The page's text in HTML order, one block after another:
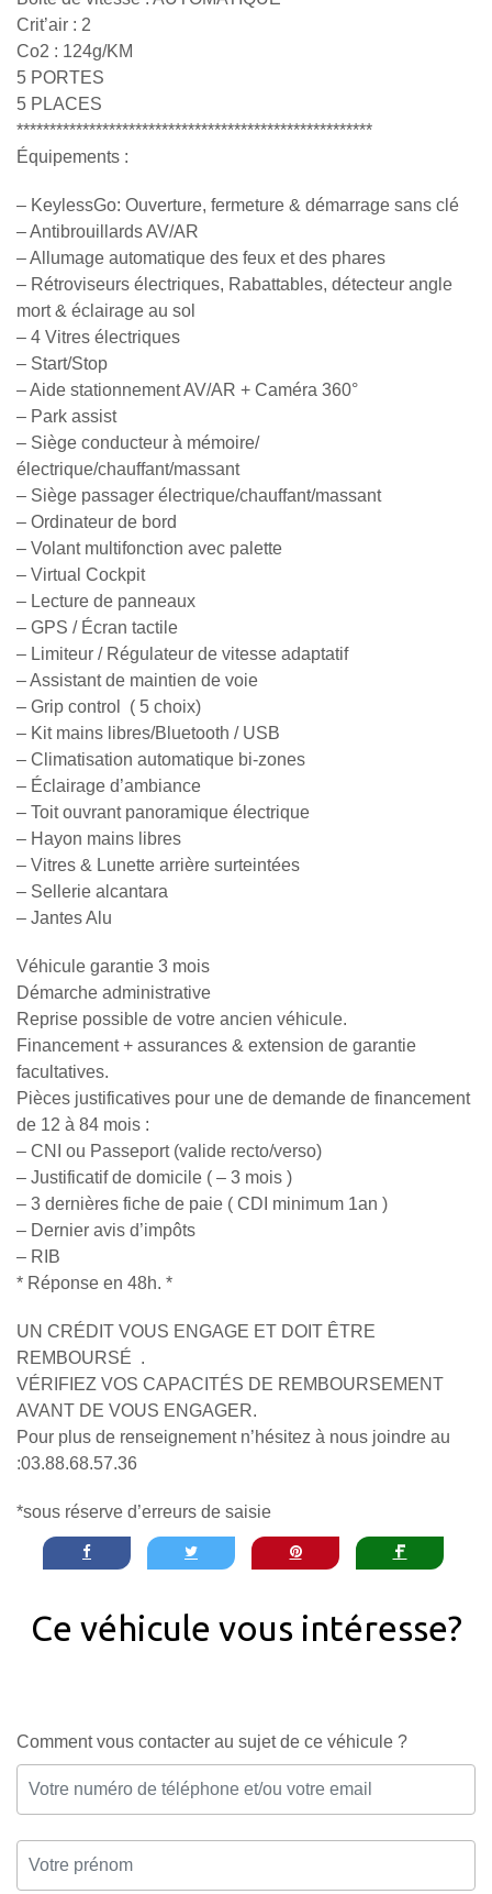
Crit’air : 2
Co2 : 124g/KM
5 PORTES
5 PLACES
******************************************************
Équipements :
– KeylessGo: Ouverture, fermeture & démarrage sans clé
– Antibrouillards AV/AR
– Allumage automatique des feux et des phares
– Rétroviseurs électriques, Rabattables, détecteur angle
mort & éclairage au sol
– 4 Vitres électriques
– Start/Stop
– Aide stationnement AV/AR + Caméra 360°
– Park assist
– Siège conducteur à mémoire/
électrique/chauffant/massant
– Siège passager électrique/chauffant/massant
– Ordinateur de bord
– Volant multifonction avec palette
– Virtual Cockpit
– Lecture de panneaux
– GPS / Écran tactile
– Limiteur / Régulateur de vitesse adaptatif
– Assistant de maintien de voie
– Grip control ( 5 choix)
– Kit mains libres/Bluetooth / USB
– Climatisation automatique bi-zones
– Éclairage d’ambiance
– Toit ouvrant panoramique électrique
– Hayon mains libres
– Vitres & Lunette arrière surteintées
– Sellerie alcantara
– Jantes Alu
Véhicule garantie 3 mois
Démarche administrative
Reprise possible de votre ancien véhicule.
Financement + assurances & extension de garantie
facultatives.
Pièces justificatives pour une de demande de financement
de 12 à 84 mois :
– CNI ou Passeport (valide recto/verso)
– Justificatif de domicile ( – 3 mois )
– 3 dernières fiche de paie ( CDI minimum 1an )
– Dernier avis d’impôts
– RIB
* Réponse en 48h. *
UN CRÉDIT VOUS ENGAGE ET DOIT ÊTRE
REMBOURSÉ .
VÉRIFIEZ VOS CAPACITÉS DE REMBOURSEMENT
AVANT DE VOUS ENGAGER.
Pour plus de renseignement n’hésitez à nous joindre au
:03.88.68.57.36
*sous réserve d’erreurs de saisie
Ce véhicule vous intéresse?
Comment vous contacter au sujet de ce véhicule ?